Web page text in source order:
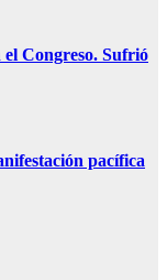
Congreso. Sufrió
pacífica